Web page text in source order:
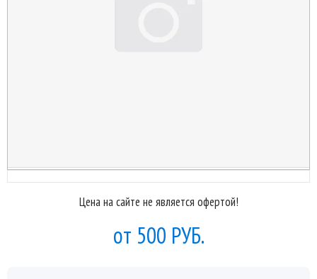
Цена на сайте не является офертой!
500 РУБ.